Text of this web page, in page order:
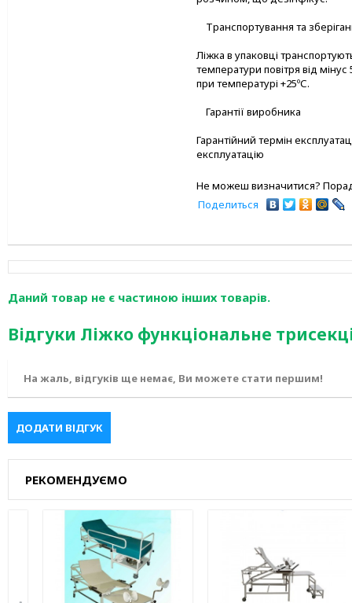
Транспортування та
Ліжка в упаковці
температури повітря від мінус
при температурі +25ºС.
Гарантії виробника
Гарантійний термін
експлуатацію
Не можеш визначитися?
Поделиться
Даний товар не є частиною інших товарів.
Відгуки Ліжко функціональне
На жаль, відгуків ще немає, Ви можете стати першим!
ДОДАТИ ВІДГУК
РЕКОМЕНДУЄМО